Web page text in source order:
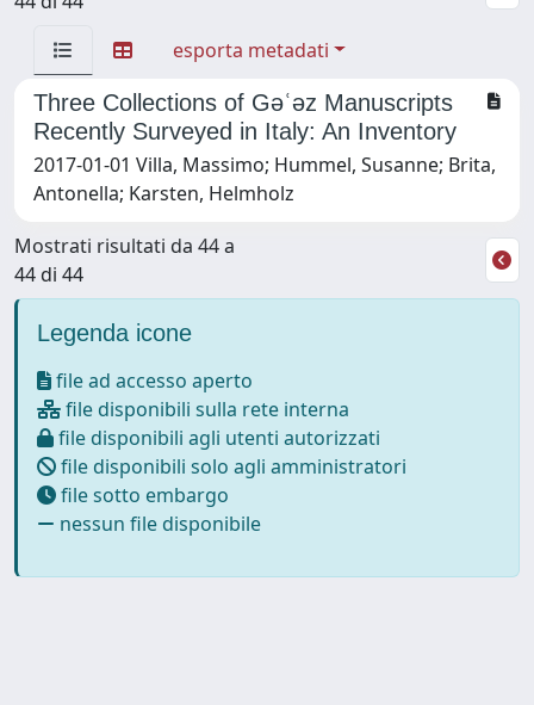
esporta metadati
Three Collections of Gǝʿǝz Manuscripts
Recently Surveyed in Italy: An Inventory
2017-01-01 Villa, Massimo; Hummel, Susanne; Brita,
Antonella; Karsten, Helmholz
Mostrati risultati da 44 a
44 di 44
Legenda icone
file ad accesso aperto
file disponibili sulla rete interna
file disponibili agli utenti autorizzati
file disponibili solo agli amministratori
file sotto embargo
nessun file disponibile